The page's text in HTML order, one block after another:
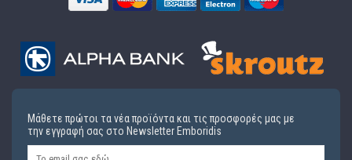
Μάθετε πρώτοι τα νέα προϊόντα και τις προσφορές μας με
την εγγραφή σας στο Newsletter Emboridis